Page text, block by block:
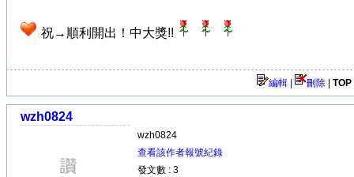
祝→順利開出！中大獎!!
編輯 | 刪除 TOP
wzh0824
wzh0824
查看該作者報號紀錄
發文數 : 3